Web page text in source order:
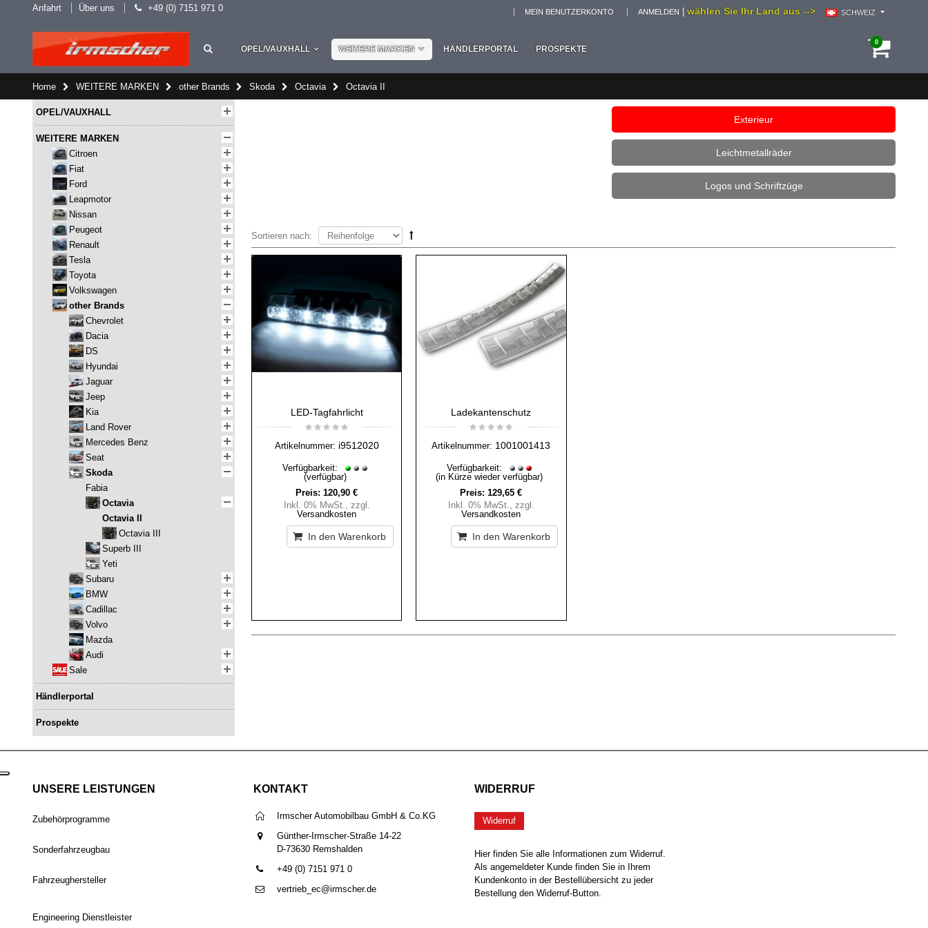
Anfahrt Über uns +49 (0) 7151 971 0 wählen Sie Ihr Land aus --> SCHWEIZ
MEIN BENUTZERKONTO ANMELDEN
0
OPEL/VAUXHALL WEITERE MARKEN HÄNDLERPORTAL PROSPEKTE
Home WEITERE MARKEN other Brands Skoda Octavia Octavia II
Exterieur
Leichtmetallräder
Logos und Schriftzüge
Sortieren nach:
LED-Tagfahrlicht
Artikelnummer: i9512020
Verfügbarkeit:
(verfügbar)
Preis: 120,90 €
Inkl. 0% MwSt., zzgl.
Versandkosten
In den Warenkorb
Ladekantenschutz
Artikelnummer: 1001001413
Verfügbarkeit:
(in Kürze wieder verfügbar)
Preis: 129,65 €
Inkl. 0% MwSt., zzgl.
Versandkosten
In den Warenkorb
OPEL/VAUXHALL
WEITERE MARKEN
Citroen
Fiat
Ford
Leapmotor
Nissan
Peugeot
Renault
Tesla
Toyota
Volkswagen
other Brands
Chevrolet
Dacia
DS
Hyundai
Jaguar
Jeep
Kia
Land Rover
Mercedes Benz
Seat
Skoda
Fabia
Octavia
Octavia II
Octavia III
Superb III
Yeti
Subaru
BMW
Cadillac
Volvo
Mazda
Audi
Sale
Händlerportal
Prospekte
UNSERE LEISTUNGEN
Zubehörprogramme
Sonderfahrzeugbau
Fahrzeughersteller
Engineering Dienstleister
KONTAKT
Irmscher Automobilbau GmbH & Co.KG
Günther-Irmscher-Straße 14-22
D-73630 Remshalden
+49 (0) 7151 971 0
vertrieb_ec@irmscher.de
WIDERRUF
Widerruf
Hier finden Sie alle Informationen zum Widerruf.
Als angemeldeter Kunde finden Sie in Ihrem
Kundenkonto in der Bestellübersicht zu jeder
Bestellung den Widerruf-Button.